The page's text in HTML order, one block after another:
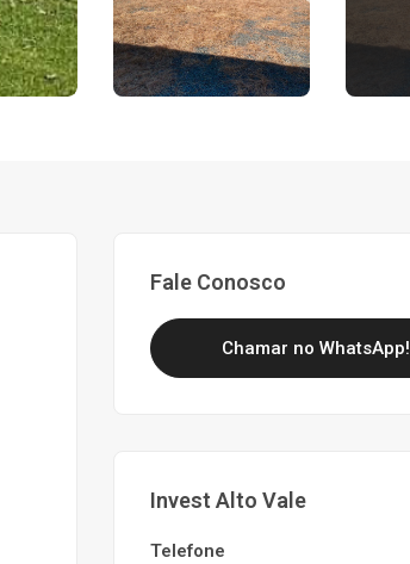
Fale Conosco
Chamar no WhatsApp!
Invest Alto Vale
Telefone